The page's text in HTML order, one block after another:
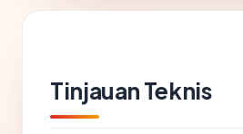
Tinjauan Teknis